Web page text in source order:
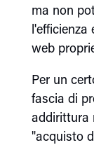
ma non
l'efficienza
web
Per un
fascia di
addirittura
"acquisto